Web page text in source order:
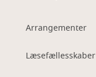
Arrangementer
Læsefællesskaber